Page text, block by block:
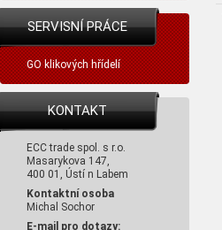
SERVISNÍ PRÁCE
GO klikových hřídelí
KONTAKT
ECC trade spol. s r.o.
Masarykova 147,
400 01, Ústí n Labem
Kontaktní osoba
Michal Sochor
E-mail pro dotazy: